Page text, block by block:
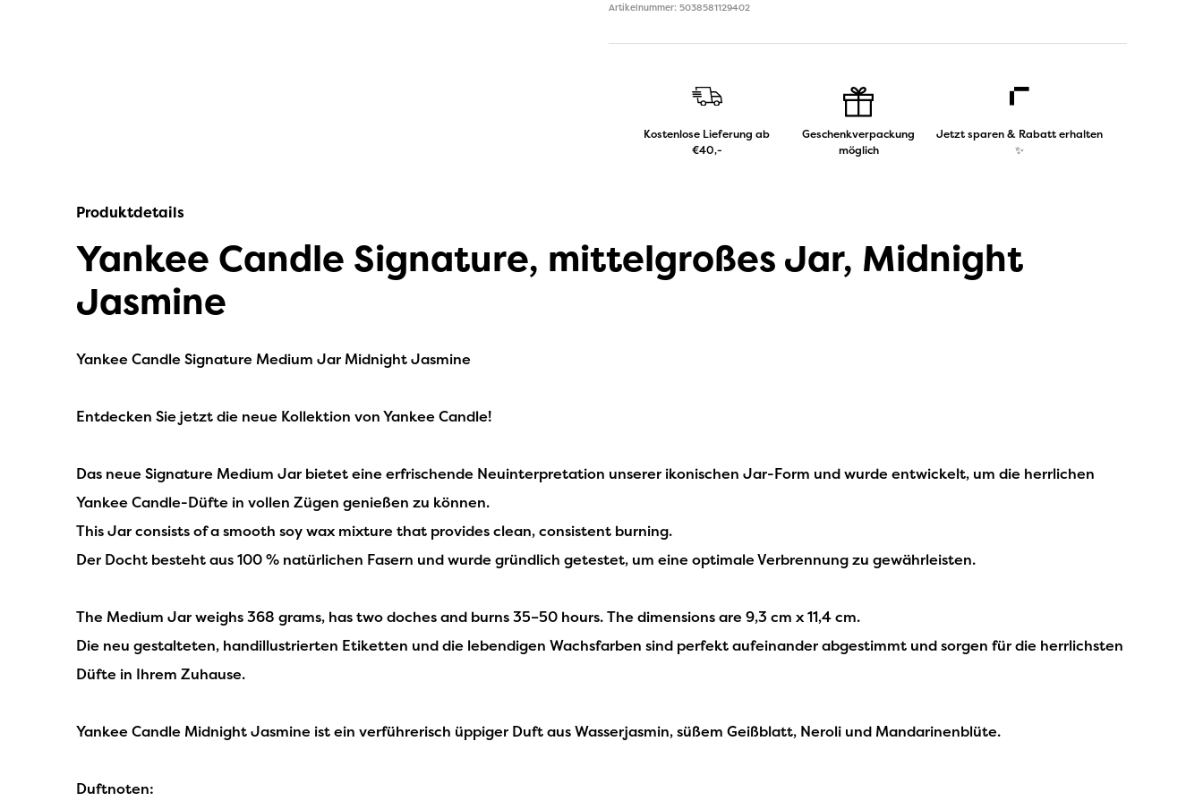
Artikelnummer: 5038581129402
Kostenlose Lieferung ab
€40,-
Geschenkverpackung
möglich
Jetzt sparen & Rabatt erhalten
✨
Produktdetails
Yankee Candle Signature, mittelgroßes Jar, Midnight
Jasmine
Yankee Candle Signature Medium Jar Midnight Jasmine
Entdecken Sie jetzt die neue Kollektion von Yankee Candle!
Das neue Signature Medium Jar bietet eine erfrischende Neuinterpretation unserer ikonischen Jar-Form und wurde entwickelt, um die herrlichen
Yankee Candle-Düfte in vollen Zügen genießen zu können.
This Jar consists of a smooth soy wax mixture that provides clean, consistent burning.
Der Docht besteht aus 100 % natürlichen Fasern und wurde gründlich getestet, um eine optimale Verbrennung zu gewährleisten.
The Medium Jar weighs 368 grams, has two doches and burns 35–50 hours. The dimensions are 9,3 cm x 11,4 cm.
Die neu gestalteten, handillustrierten Etiketten und die lebendigen Wachsfarben sind perfekt aufeinander abgestimmt und sorgen für die herrlichsten
Düfte in Ihrem Zuhause.
Yankee Candle Midnight Jasmine ist ein verführerisch üppiger Duft aus Wasserjasmin, süßem Geißblatt, Neroli und Mandarinenblüte.
Duftnoten: